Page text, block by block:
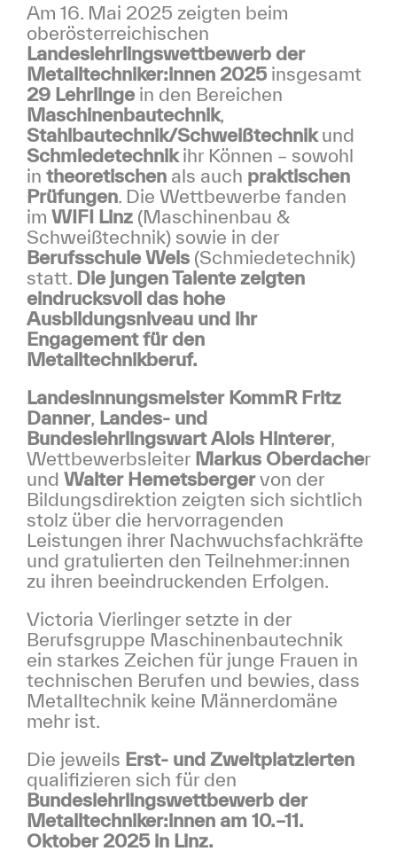
Am 16. Mai 2025 zeigten beim
oberösterreichischen
Landeslehrlingswettbewerb der
Metalltechniker:innen 2025insgesamt
29 Lehrlinge in den Bereichen
Maschinenbautechnik,
Stahlbautechnik/Schweißtechnikund
Schmiedetechnikihr Können – sowohl
in theoretischen als auch praktischen
Prüfungen . Die Wettbewerbe fanden
im WIFI Linz (Maschinenbau &
Schweißtechnik) sowie in der
Berufsschule Wels (Schmiedetechnik)
statt. Die jungen Talente zeigten
eindrucksvoll das hohe
Ausbildungsniveau und ihr
Engagement für den
Metalltechnikberuf.
Landesinnungsmeister KommR Fritz
Danner, Landes- und
Bundeslehrlingswart Alois Hinterer,
Wettbewerbsleiter Markus Oberdacher
und Walter Hemetsbergervon der
Bildungsdirektion zeigten sich sichtlich
stolz über die hervorragenden
Leistungen ihrer Nachwuchsfachkräfte
und gratulierten den Teilnehmer:innen
zu ihren beeindruckenden Erfolgen.
Victoria Vierlinger setzte in der
Berufsgruppe Maschinenbautechnik
ein starkes Zeichen für junge Frauen in
technischen Berufen und bewies, dass
Metalltechnik keine Männerdomäne
mehr ist.
Die jeweils Erst- und Zweitplatzierten
qualifizieren sich für den
Bundeslehrlingswettbewerb der
Metalltechniker:innen am 10.–11.
Oktober 2025 in Linz.